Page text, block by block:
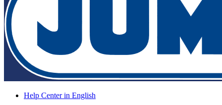
Help Center in English